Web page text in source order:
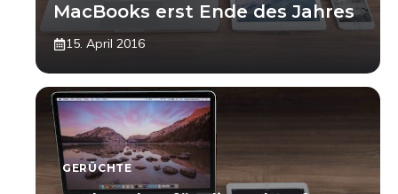
MacBooks erst Ende des Jahres
15. April 2016
GERÜCHTE